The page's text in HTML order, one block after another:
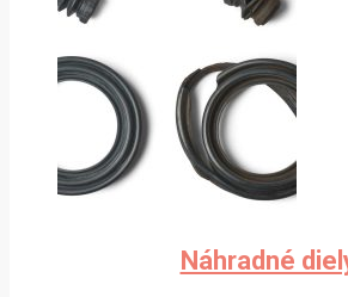
Náhradné